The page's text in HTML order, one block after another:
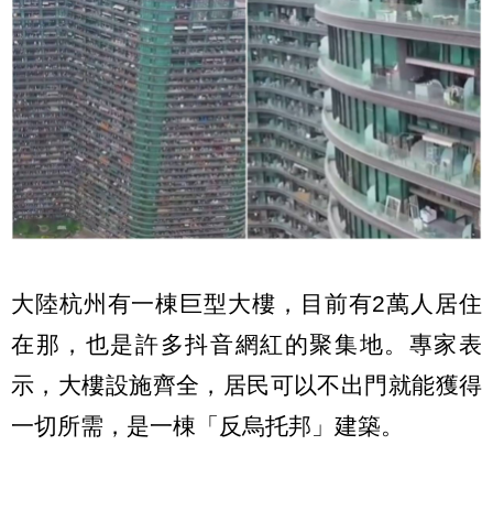
大陸杭州有一棟巨型大樓，目前有2萬人居住
在那，也是許多抖音網紅的聚集地。專家表
示，大樓設施齊全，居民可以不出門就能獲得
一切所需，是一棟「反烏托邦」建築。